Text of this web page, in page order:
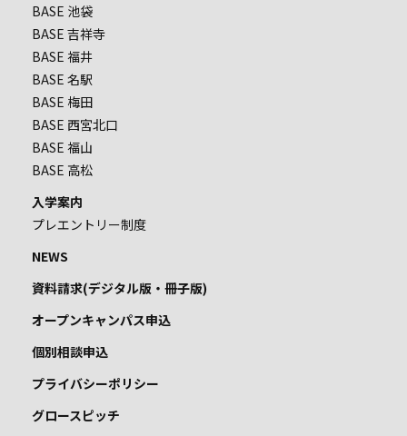
BASE 池袋
BASE 吉祥寺
BASE 福井
BASE 名駅
BASE 梅田
BASE 西宮北口
BASE 福山
BASE 高松
入学案内
プレエントリー制度
NEWS
資料請求(デジタル版・冊子版)
オープンキャンパス申込
個別相談申込
プライバシーポリシー
グロースピッチ